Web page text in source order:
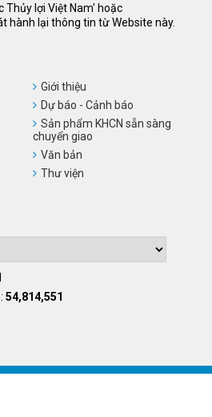
Thủy lợi Việt Nam' hoặc
hành lại thông tin từ Website này.
Giới thiệu
Dự báo - Cảnh báo
Sản phẩm KHCN sẵn sàng
chuyển giao
Văn bản
Thư viện
54,814,551